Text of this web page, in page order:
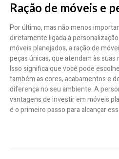
Ração de móveis e
Por último, mas não menos
diretamente ligada à
móveis planejados, a ração de
peças únicas, que atendam às
Isso significa que você pode
também as cores, acabamentos e
diferença no seu ambiente. A
vantagens de investir em móveis
é o primeiro passo para alcançar